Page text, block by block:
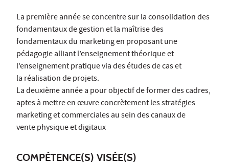
La première année se concentre sur la consolidation des
fondamentaux de gestion et la maîtrise des
fondamentaux du marketing en proposant une
pédagogie alliant l’enseignement théorique et
l’enseignement pratique via des études de cas et
la réalisation de projets.
La deuxième année a pour objectif de former des cadres,
aptes à mettre en œuvre concrètement les stratégies
marketing et commerciales au sein des canaux de
vente physique et digitaux
COMPÉTENCE(S) VISÉE(S)